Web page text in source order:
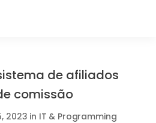
de afiliados
comissão
2023 in IT & Programming